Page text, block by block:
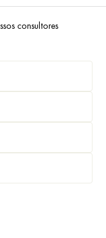
consultores